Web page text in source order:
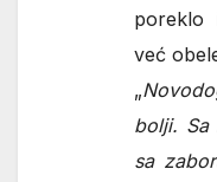
poreklo
već
„
bolji. Sa
sa